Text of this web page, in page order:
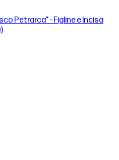
Petrarca" - Figline e Incisa